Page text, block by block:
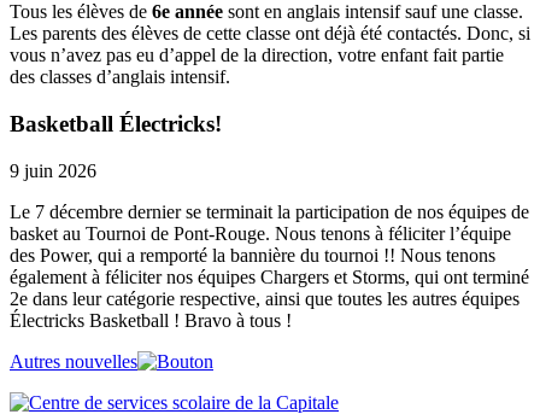
Tous les élèves de 6e année sont en anglais intensif sauf une classe.
Les parents des élèves de cette classe ont déjà été contactés. Donc, si
vous n’avez pas eu d’appel de la direction, votre enfant fait partie
des classes d’anglais intensif.
Basketball Électricks!
9 juin 2026
Le 7 décembre dernier se terminait la participation de nos équipes de
basket au Tournoi de Pont-Rouge. Nous tenons à féliciter l’équipe
des Power, qui a remporté la bannière du tournoi !! Nous tenons
également à féliciter nos équipes Chargers et Storms, qui ont terminé
2e dans leur catégorie respective, ainsi que toutes les autres équipes
Électricks Basketball ! Bravo à tous !
Autres nouvelles